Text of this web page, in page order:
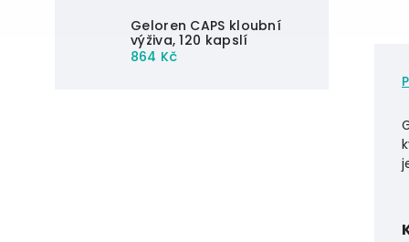
Geloren CAPS kloubní
výživa, 120 kapslí
864 Kč